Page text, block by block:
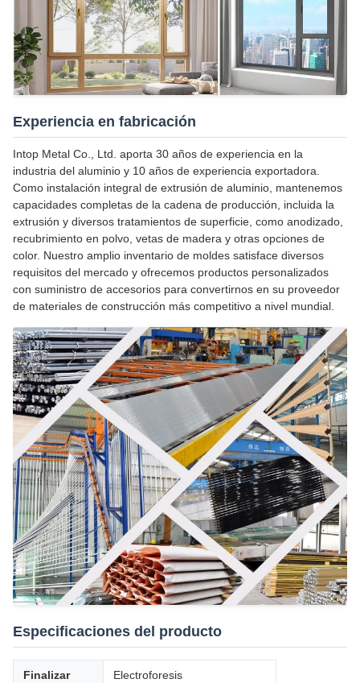
Experiencia en fabricación
Intop Metal Co., Ltd. aporta 30 años de experiencia en la
industria del aluminio y 10 años de experiencia exportadora.
Como instalación integral de extrusión de aluminio, mantenemos
capacidades completas de la cadena de producción, incluida la
extrusión y diversos tratamientos de superficie, como anodizado,
recubrimiento en polvo, vetas de madera y otras opciones de
color. Nuestro amplio inventario de moldes satisface diversos
requisitos del mercado y ofrecemos productos personalizados
con suministro de accesorios para convertirnos en su proveedor
de materiales de construcción más competitivo a nivel mundial.
Especificaciones del producto
Finalizar Electroforesis